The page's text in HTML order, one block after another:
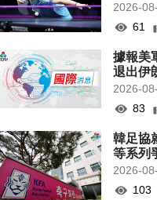
2026-
61
據報美
退出伊
2026-
83
韓足協
等系列
2026-
103